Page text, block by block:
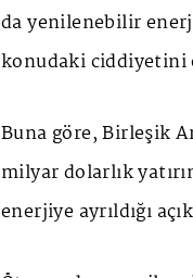
da yenilenebilir
konudaki ciddiyetini
Buna göre, Birleşik
milyar dolarlık
enerjiye ayrıldığı